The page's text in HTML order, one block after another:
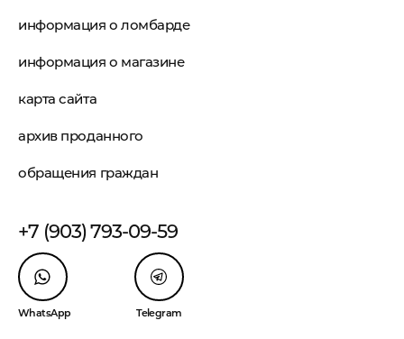
информация о ломбарде
информация о магазине
карта сайта
архив проданного
обращения граждан
+7 (903) 793-09-59
WhatsApp Telegram